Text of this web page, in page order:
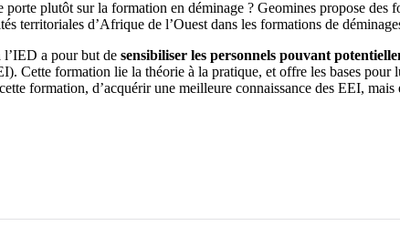
porte plutôt sur la formation en déminage ? Geomines propose des
territoriales d’Afrique de l’Ouest dans les formations de
a pour but de sensibiliser les personnels pouvant
Cette formation lie la théorie à la pratique, et offre les bases
formation, d’acquérir une meilleure connaissance des EEI,